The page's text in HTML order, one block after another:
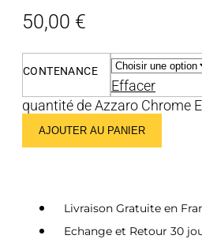
50,00 €
CONTENANCE
Effacer
quantité de Azzaro Chrome
AJOUTER AU PANIER
Livraison Gratuite en
Echange et Retour 30